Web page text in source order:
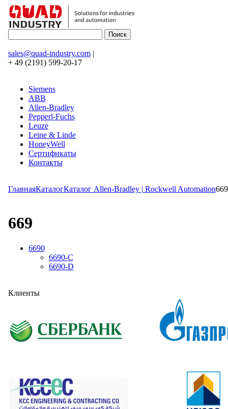
sales@quad-industry.com|
+ 49 (2191) 599-20-17
Siemens
ABB
Allen-Bradley
Pepperl-Fuchs
Leuze
Leine & Linde
HoneyWell
Сертификаты
Контакты
ГлавнаяКаталогКаталог Allen-Bradley | Rockwell Automation669
669
6690
6690-C
6690-D
Клиенты